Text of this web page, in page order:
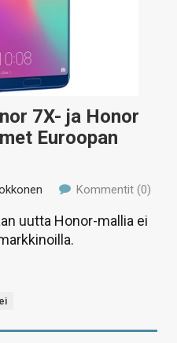
7X- ja Honor
Euroopan
Kommentit (0)
uutta Honor-mallia ei